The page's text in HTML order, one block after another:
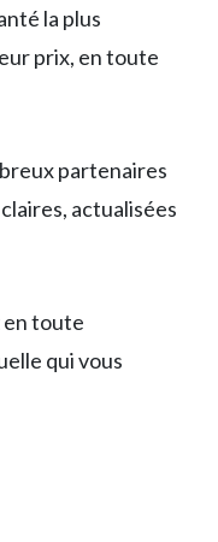
la plus
prix, en toute
partenaires
actualisées
en toute
qui vous